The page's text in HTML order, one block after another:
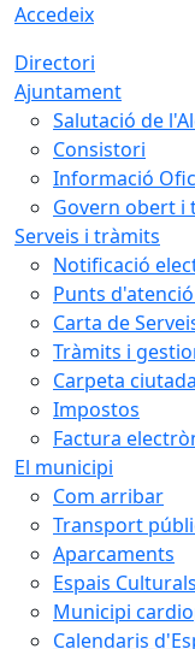
Accedeix
Directori
Ajuntament
Salutació de
Consistori
Informació
Govern obert i
Serveis i tràmits
Notificació
Punts
Carta de
Tràmits i
Carpeta
Impostos
Factura
El municipi
Com arribar
Transport
Aparcaments
Espais Culturals
Municipi
Calendaris